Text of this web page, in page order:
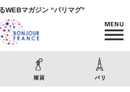
WEBマガジン “パリマグ”